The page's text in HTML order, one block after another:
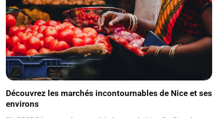
Découvrez les marchés incontournables de Nice et ses
environs